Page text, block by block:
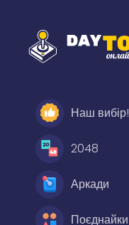
Наш вибір!
2048
Аркади
Поєднайки